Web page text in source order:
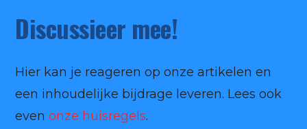
Discussieer mee!
Hier kan je reageren op onze artikelen en
een inhoudelijke bijdrage leveren. Lees ook
evenonze huisregels.